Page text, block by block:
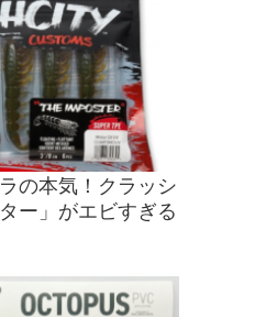
の本気！クラッシ
ー」がエビすぎる